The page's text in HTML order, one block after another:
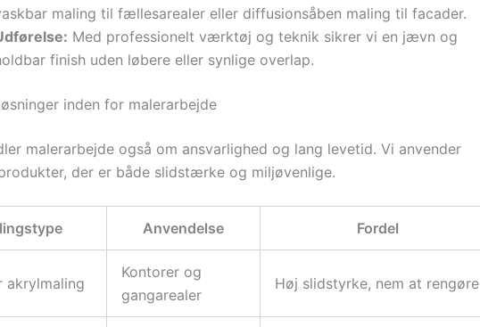
maling til fællesarealer eller diffusionsåben maling til facader.
Med professionelt værktøj og teknik sikrer vi en jævn og
finish uden løbere eller synlige overlap.
inden for malerarbejde
malerarbejde også om ansvarlighed og lang levetid. Vi anvender
der er både slidstærke og miljøvenlige.
Anvendelse Fordel
akrylmaling
Kontorer og
gangarealer
Høj slidstyrke, nem at rengøre